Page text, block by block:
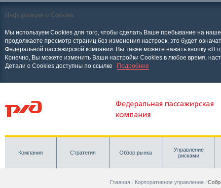
Информация о Cookies
Мы используем Cookies для того, чтобы сделать Ваше пребывание на
продолжаете просмотр страниц без изменения настроек, это будет
Федеральной пассажирской компании. Вы также можете нажать кнопку «Я
Конечно, Вы можете изменить Ваши настройки Cookies в любое время,
Детали о Cookies доступны по ссылке
Подробнее
Компания Стратегия Обзор рынка
Управление
рисками
Главная Корпоративное управление